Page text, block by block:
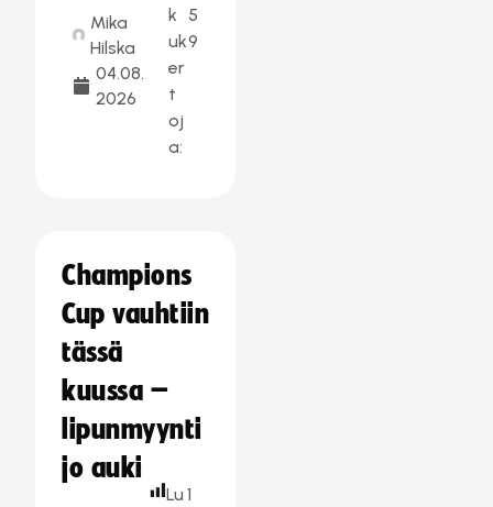
Mika
Hilska
04.08.
2026
k
uk
er
t
oj
a:
5
9
Champions
Cup vauhtiin
tässä
kuussa –
lipunmyynti
jo auki
Lu 1